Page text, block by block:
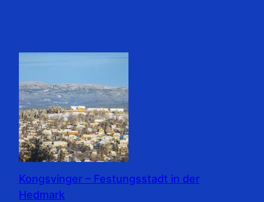
Kongsvinger – Festungsstadt in der
Hedmark